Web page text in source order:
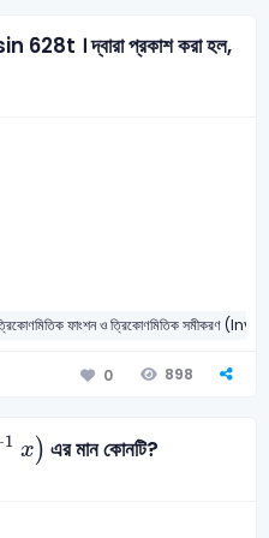
628t । দ্বারা প্রকাশ করা হল,
ত্রিকোণমিতিক ফাংশন ও ত্রিকোণমিতিক
0 898
1 x )
1 ) এর মান কোনটি?